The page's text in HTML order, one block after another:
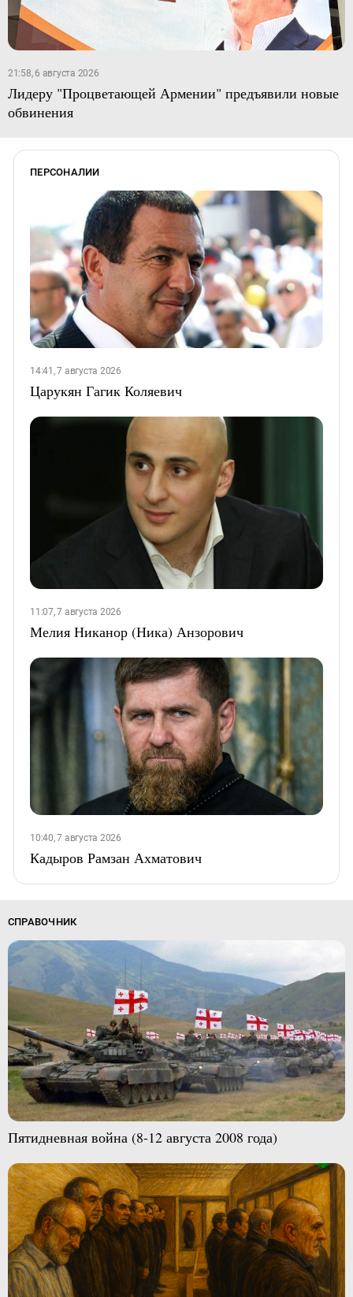
21:58, 6 августа 2026
Лидеру "Процветающей Армении" предъявили новые
обвинения
ПЕРСОНАЛИИ
14:41, 7 августа 2026
Царукян Гагик Коляевич
11:07, 7 августа 2026
Мелия Никанор (Ника) Анзорович
10:40, 7 августа 2026
Кадыров Рамзан Ахматович
СПРАВОЧНИК
Пятидневная война (8-12 августа 2008 года)